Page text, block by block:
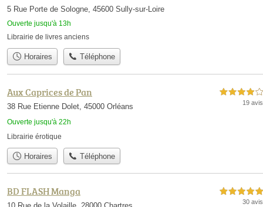
5 Rue Porte de Sologne, 45600 Sully-sur-Loire
Ouverte jusqu'à 13h
Librairie de livres anciens
Horaires Téléphone
Aux Caprices de Pan
38 Rue Etienne Dolet, 45000 Orléans
Ouverte jusqu'à 22h
4,0 étoiles sur 5
19 avis
Librairie érotique
Horaires Téléphone
BD FLASH Manga 5,0 étoiles sur 5
30 avis